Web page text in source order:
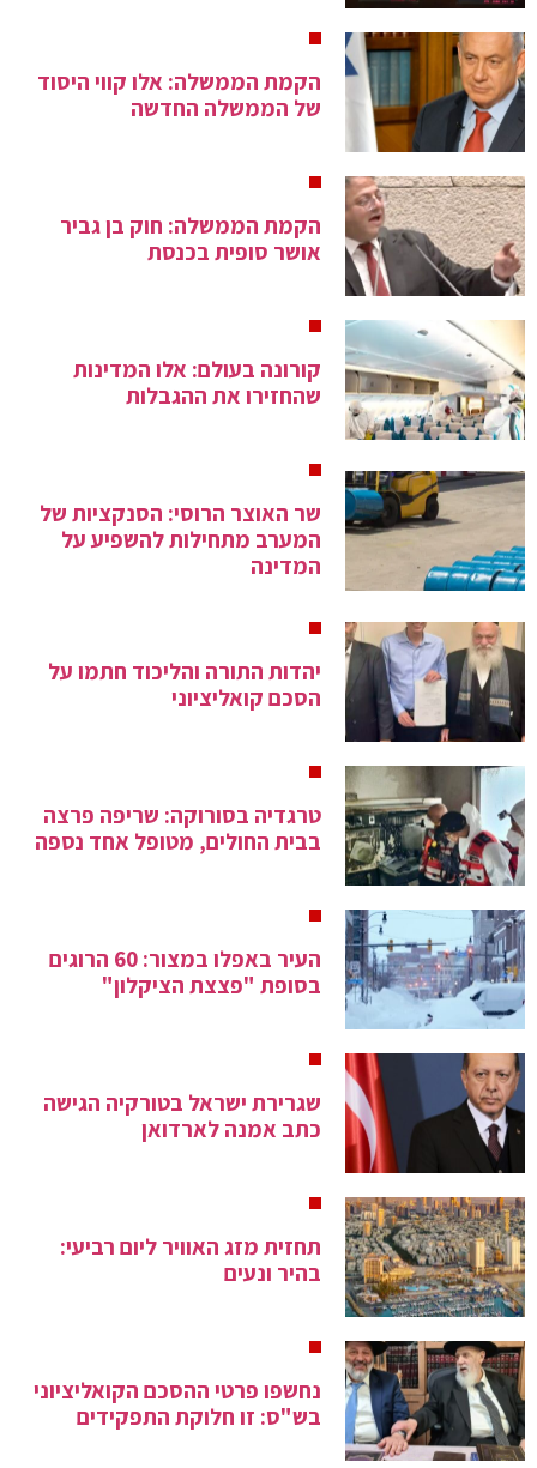
הקמת הממשלה: אלו קווי היסוד
של הממשלה החדשה
הקמת הממשלה: חוק בן גביר
אושר סופית בכנסת
קורונה בעולם: אלו המדינות
שהחזירו את ההגבלות
שר האוצר הרוסי: הסנקציות של
המערב מתחילות להשפיע על
המדינה
יהדות התורה והליכוד חתמו על
הסכם קואליציוני
טרגדיה בסורוקה: שריפה פרצה
בבית החולים, מטופל אחד נספה
העיר באפלו במצור: 60 הרוגים
בסופת "פצצת הציקלון"
שגרירת ישראל בטורקיה הגישה
כתב אמנה לארדואן
תחזית מזג האוויר ליום רביעי:
בהיר ונעים
נחשפו פרטי ההסכם הקואליציוני
בש"ס: זו חלוקת התפקידים